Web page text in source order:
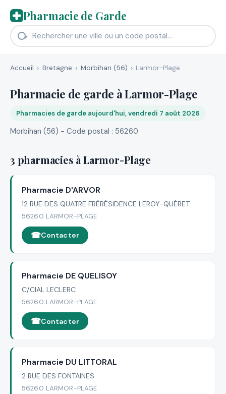
Pharmacie de Garde
Accueil Bretagne Morbihan (56) Larmor-Plage
Pharmacie de garde à Larmor-Plage
Pharmacies de garde aujourd'hui, vendredi 7 août 2026
Morbihan (56) - Code postal : 56260
3 pharmacies à Larmor-Plage
Pharmacie D'ARVOR
12 RUE DES QUATRE FRÈRÉSIDENCE LEROY-QUÉRET
56260 LARMOR-PLAGE
Contacter
Pharmacie DE QUELISOY
C/CIAL LECLERC
56260 LARMOR-PLAGE
Contacter
Pharmacie DU LITTORAL
2 RUE DES FONTAINES
56260 LARMOR-PLAGE